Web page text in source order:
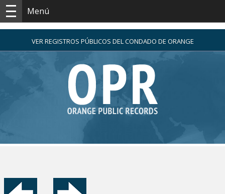
Menú
VER REGISTROS PÚBLICOS DEL CONDADO DE ORANGE